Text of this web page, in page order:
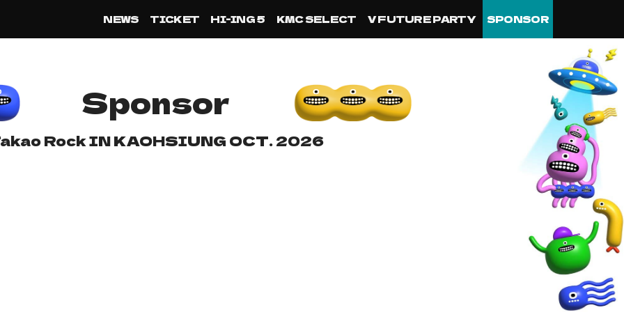
NEWS TICKET HI-ING 5 KMC SELECT V FUTURE PARTY SPONSOR
Sponsor
Rock IN KAOHSIUNG OCT. 2026